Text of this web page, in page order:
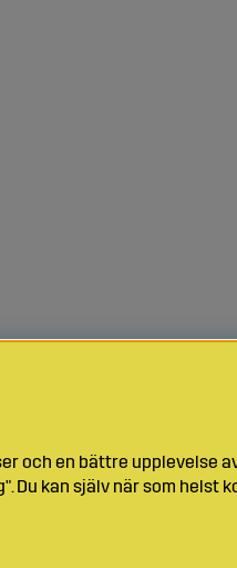
och en bättre upplevelse
kan själv när som helst